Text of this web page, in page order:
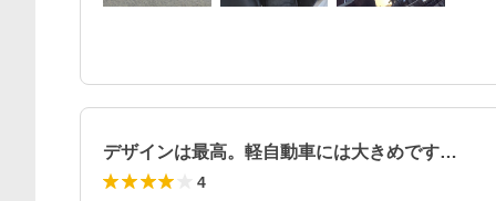
デザインは最高。軽自動車には大きめです…
4